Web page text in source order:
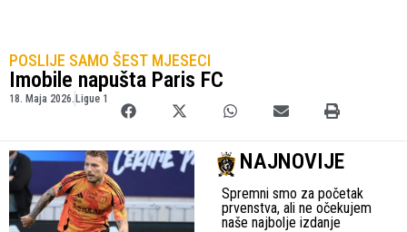
POSLIJE SAMO ŠEST MJESECI
Imobile napušta Paris FC
18. Maja 2026. Ligue 1
NAJNOVIJE
Spremni smo za početak
prvenstva, ali ne očekujem
naše najbolje izdanje